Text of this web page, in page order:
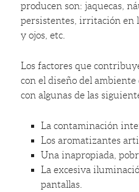
producen son: jaquecas,
persistentes, irritación en
y ojos, etc.
Los factores que
con el diseño del
con algunas de las
La contaminación
Los aromatizantes
Una inapropiada,
La excesiva
pantallas.